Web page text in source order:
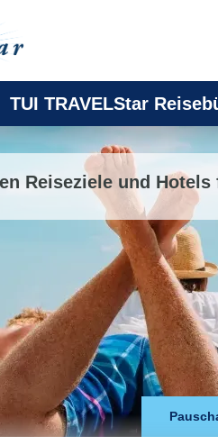
TUI TRAVELStar
Reiseziele und